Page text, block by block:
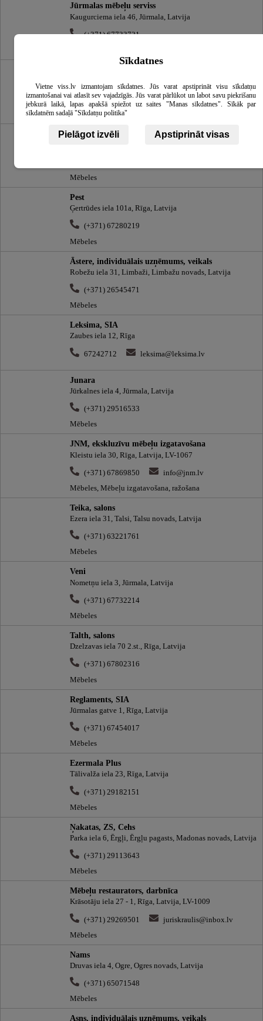
Jūrmalas mēbeļu serviss
Kaugurciema iela 46, Jūrmala, Latvija
(+371) 67733721
(+371) 67468383
Mēbeles
Bauhaus interjeri, SIA
Mēbeles
Pest
Ģertrūdes iela 101a, Rīga, Latvija
(+371) 67280219
Mēbeles
Āstere, individuālais uzņēmums, veikals
Robežu iela 31, Limbaži, Limbažu novads, Latvija
(+371) 26545471
Mēbeles
Leksima, SIA
Zaubes iela 12, Rīga
67242712 leksima@leksima.lv
Junara
Jūrkalnes iela 4, Jūrmala, Latvija
(+371) 29516533
Mēbeles
JNM, ekskluzīvu mēbeļu izgatavošana
Kleistu iela 30, Rīga, Latvija, LV-1067
(+371) 67869850
info@jnm.lv
Mēbeles, Mēbeļu izgatavošana, ražošana
Teika, salons
Ezera iela 31, Talsi, Talsu novads, Latvija
(+371) 63221761
Mēbeles
Veni
Nometņu iela 3, Jūrmala, Latvija
(+371) 67732214
Mēbeles
Talth, salons
Dzelzavas iela 70 2.st., Rīga, Latvija
(+371) 67802316
Mēbeles
Reglaments, SIA
Jūrmalas gatve 1, Rīga, Latvija
(+371) 67454017
Mēbeles
Ezermala Plus
Tālivalža iela 23, Rīga, Latvija
(+371) 29182151
Mēbeles
Ņakatas, ZS, Cehs
Parka iela 6, Ērgļi, Ērgļu pagasts, Madonas novads, Latvija
(+371) 29113643
Mēbeles
Mēbeļu restaurators, darbnīca
Krāsotāju iela 27 - 1, Rīga, Latvija, LV-1009
(+371) 29269501
juriskraulis@inbox.lv
Mēbeles
Nams
Druvas iela 4, Ogre, Ogres novads, Latvija
(+371) 65071548
Mēbeles
Asns, individuālais uzņēmums, veikals
Sīkdatnes
Vietne viss.lv izmantojam sīkdatnes. Jūs varat apstiprināt visu sīkdatņu
izmantošanai vai atlasīt sev vajadzīgās. Jūs varat pārlūkot un labot savu piekrišanu
jebkurā laikā, lapas apakšā spiežot uz saites "Manas sīkdatnes". Sīkāk par
sīkdatnēm sadaļā "Sīkdatņu politika"
Pielāgot izvēli Apstiprināt visas